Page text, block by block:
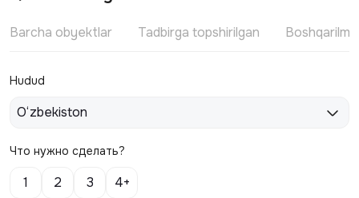
Barcha obyektlar Tadbirga topshirilgan
Hudud
O‘zbekiston
Что нужно сделать?
1 2 3 4+